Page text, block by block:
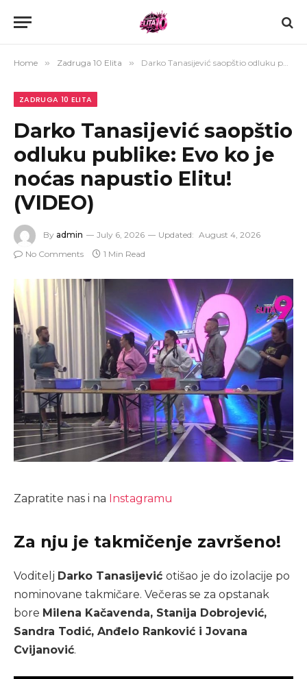
Home » Zadruga 10 Elita » Darko Tanasijević saopštio odluku publike: Evo ko je noćas napustio Elitu! (VIDEO)
ZADRUGA 10 ELITA
Darko Tanasijević saopštio
odluku publike: Evo ko je
noćas napustio Elitu!
(VIDEO)
By admin July 6, 2026 Updated: August 4, 2026
No Comments
1 Min Read
Zapratite nas i na Instagramu
Za nju je takmičenje završeno!
Voditelj Darko Tanasijević otišao je do izolacije po
nominovane takmičare. Večeras se za opstanak
bore Milena Kačavenda, Stanija Dobrojević,
Sandra Todić, Anđelo Ranković i Jovana
Cvijanović.